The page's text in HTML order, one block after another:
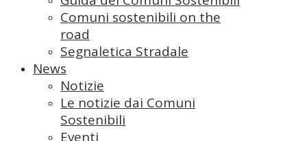
Comuni sostenibili on the
road
Segnaletica Stradale
News
Notizie
Le notizie dai Comuni
Sostenibili
Eventi